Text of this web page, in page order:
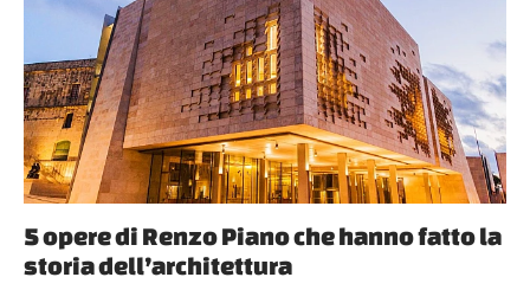
5 opere di Renzo Piano che hanno fatto la
storia dell’architettura